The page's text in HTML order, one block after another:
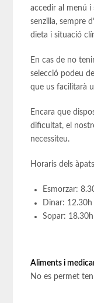
accedir al menú i
senzilla, sempre
dieta i situació
En cas de no
selecció podeu
que us facilitarà
Encara que
dificultat, el
necessiteu.
Horaris dels
Esmorzar:
Dinar: 12.30h
Sopar: 18.30h
Aliments i
No es permet